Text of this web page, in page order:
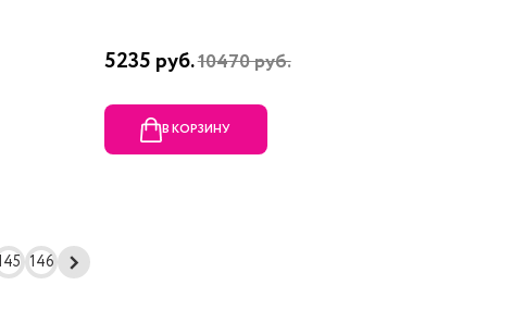
5235 руб.10470 руб.
В КОРЗИНУ
146